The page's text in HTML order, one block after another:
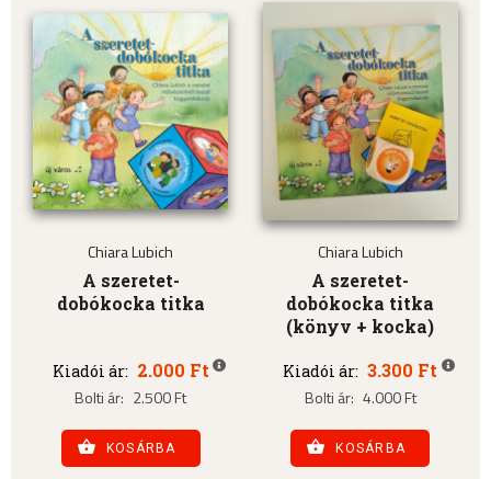
Chiara Lubich
A szeretet-
dobókocka titka
Kiadói ár: 2.000 Ft
Bolti ár: 2.500 Ft
KOSÁRBA
Chiara Lubich
A szeretet-
dobókocka titka
(könyv + kocka)
Kiadói ár: 3.300 Ft
Bolti ár: 4.000 Ft
KOSÁRBA